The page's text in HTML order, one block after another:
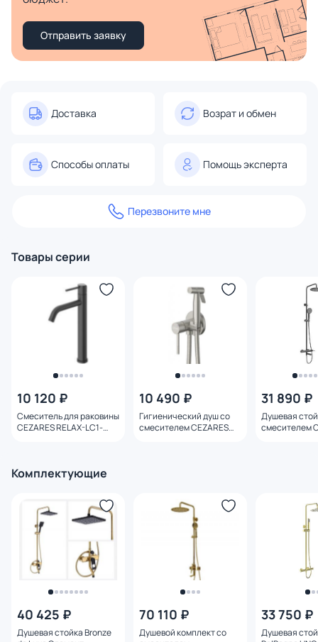
Отправить заявку
Доставка Возрат и обмен
Способы оплаты Помощь эксперта
Перезвоните мне
Товары серии
10 120 ₽
Смеситель для раковины
CEZARES RELAX-LC1-
10 490 ₽
Гигиенический душ со
смесителем CEZARES
31 890 ₽
Душевая
смесителем
Комплектующие
40 425 ₽
Душевая стойка Bronze
70 110 ₽
Душевой комплект со
33 750 ₽
Душевая